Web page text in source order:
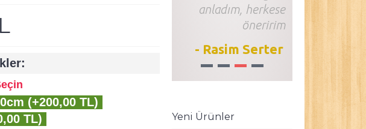
anladım, herkese
öneririm
- Rasim Serter
1 2 3 4
Yeni Ürünler
(+200,00 TL)
TL)